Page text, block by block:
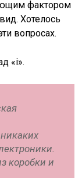
фактором
Хотелось
вопросах.
«i».
коробки и